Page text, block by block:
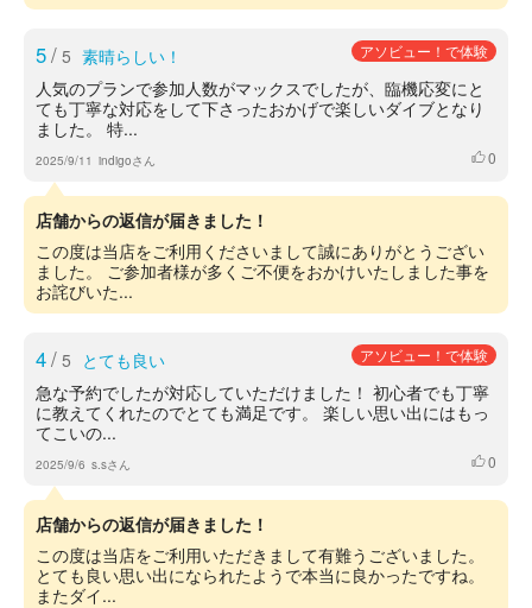
5/ 5 素晴らしい！ アソビュー！で体験
人気のプランで参加人数がマックスでしたが、臨機応変にと
ても丁寧な対応をして下さったおかげで楽しいダイブとなり
ました。 特...
2025/9/11 indigoさん いいね
0
店舗からの返信が届きました！
この度は当店をご利用くださいまして誠にありがとうござい
ました。 ご参加者様が多くご不便をおかけいたしました事を
お詫びいた...
4/ 5 とても良い アソビュー！で体験
急な予約でしたが対応していただけました！ 初心者でも丁寧
に教えてくれたのでとても満足です。 楽しい思い出にはもっ
てこいの...
2025/9/6 s.sさん いいね
0
店舗からの返信が届きました！
この度は当店をご利用いただきまして有難うございました。
とても良い思い出になられたようで本当に良かったですね。
またダイ...